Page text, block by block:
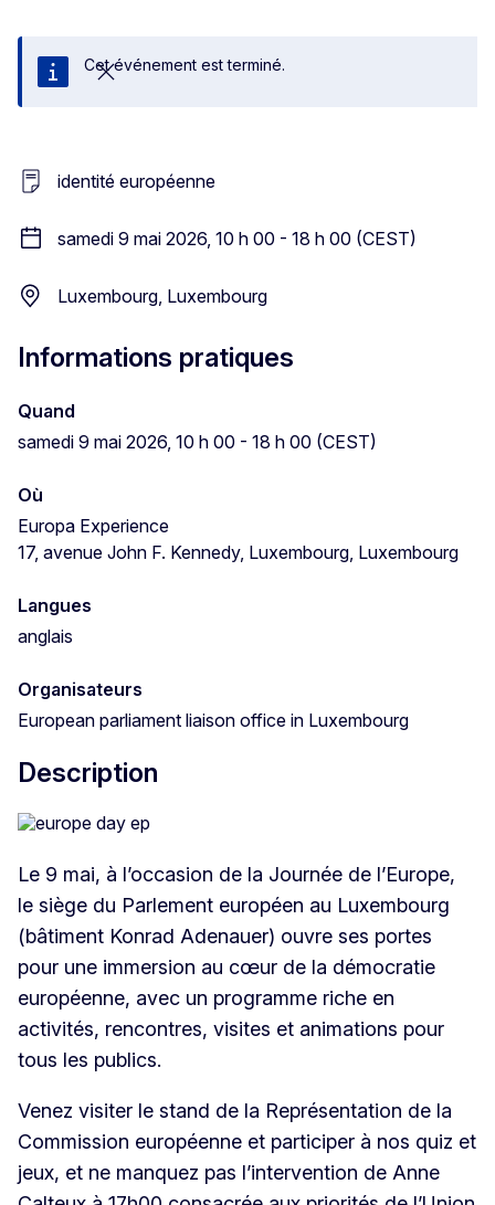
Fermer
Cet événement est terminé.
identité européenne
samedi 9 mai 2026, 10 h 00 - 18 h 00 (CEST)
Luxembourg, Luxembourg
Informations pratiques
Quand
samedi 9 mai 2026, 10 h 00 - 18 h 00 (CEST)
Où
Europa Experience
17, avenue John F. Kennedy, Luxembourg, Luxembourg
Langues
anglais
Organisateurs
European parliament liaison office in Luxembourg
Description
Le 9 mai, à l’occasion de la Journée de l’Europe,
le siège du Parlement européen au Luxembourg
(bâtiment Konrad Adenauer) ouvre ses portes
pour une immersion au cœur de la démocratie
européenne, avec un programme riche en
activités, rencontres, visites et animations pour
tous les publics.
Venez visiter le stand de la Représentation de la
Commission européenne et participer à nos quiz et
jeux, et ne manquez pas l’intervention de Anne